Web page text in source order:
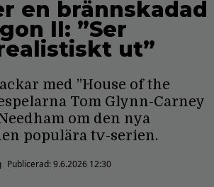
en brännskadad
II: ”Ser
ut”
med ”House of the
Tom Glynn-Carney
om den nya
populära tv-serien.
Publicerad:9.6.2026 12:30